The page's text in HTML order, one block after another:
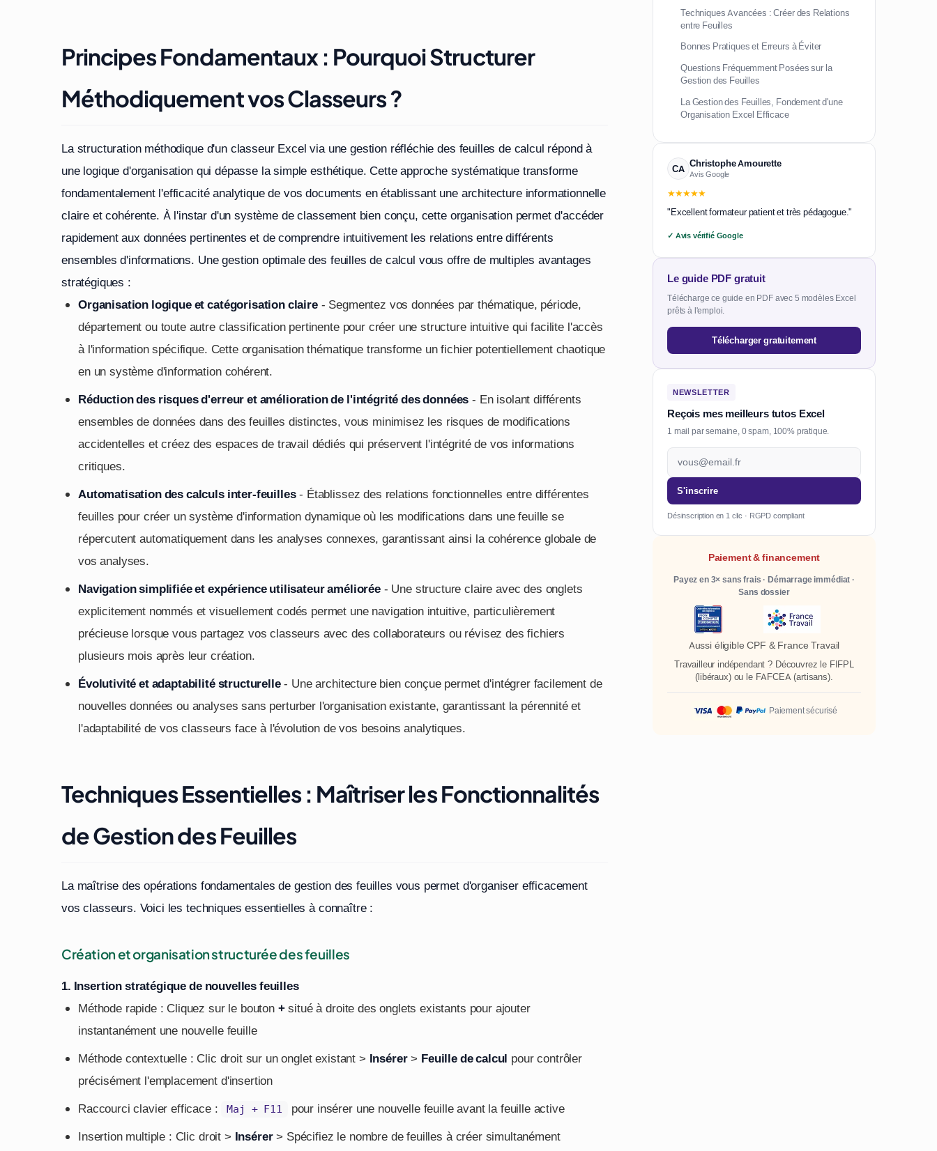
Principes Fondamentaux : Pourquoi Structurer
Méthodiquement vos Classeurs ?
La structuration méthodique d'un classeur Excel via une gestion réfléchie des feuilles de calcul répond à
une logique d'organisation qui dépasse la simple esthétique. Cette approche systématique transforme
fondamentalement l'efficacité analytique de vos documents en établissant une architecture informationnelle
claire et cohérente. À l'instar d'un système de classement bien conçu, cette organisation permet d'accéder
rapidement aux données pertinentes et de comprendre intuitivement les relations entre différents
ensembles d'informations. Une gestion optimale des feuilles de calcul vous offre de multiples avantages
stratégiques :
Organisation logique et catégorisation claire- Segmentez vos données par thématique, période,
département ou toute autre classification pertinente pour créer une structure intuitive qui facilite l'accès
à l'information spécifique. Cette organisation thématique transforme un fichier potentiellement chaotique
en un système d'information cohérent.
Réduction des risques d'erreur et amélioration de l'intégrité des données - En isolant différents
ensembles de données dans des feuilles distinctes, vous minimisez les risques de modifications
accidentelles et créez des espaces de travail dédiés qui préservent l'intégrité de vos informations
critiques.
Automatisation des calculs inter-feuilles- Établissez des relations fonctionnelles entre différentes
feuilles pour créer un système d'information dynamique où les modifications dans une feuille se
répercutent automatiquement dans les analyses connexes, garantissant ainsi la cohérence globale de
vos analyses.
Navigation simplifiée et expérience utilisateur améliorée- Une structure claire avec des onglets
explicitement nommés et visuellement codés permet une navigation intuitive, particulièrement
précieuse lorsque vous partagez vos classeurs avec des collaborateurs ou révisez des fichiers
plusieurs mois après leur création.
Évolutivité et adaptabilité structurelle- Une architecture bien conçue permet d'intégrer facilement de
nouvelles données ou analyses sans perturber l'organisation existante, garantissant la pérennité et
l'adaptabilité de vos classeurs face à l'évolution de vos besoins analytiques.
Techniques Essentielles : Maîtriser les Fonctionnalités
de Gestion des Feuilles
La maîtrise des opérations fondamentales de gestion des feuilles vous permet d'organiser efficacement
vos classeurs. Voici les techniques essentielles à connaître :
Création et organisation structurée des feuilles
1. Insertion stratégique de nouvelles feuilles
Méthode rapide : Cliquez sur le bouton +situé à droite des onglets existants pour ajouter
instantanément une nouvelle feuille
Méthode contextuelle : Clic droit sur un onglet existant > Insérer> Feuille de calcul pour contrôler
précisément l'emplacement d'insertion
Raccourci clavier efficace :
Maj + F11
pour insérer une nouvelle feuille avant la feuille active
Insertion multiple : Clic droit > Insérer> Spécifiez le nombre de feuilles à créer simultanément
Techniques Avancées : Créer des Relations
entre Feuilles
Bonnes Pratiques et Erreurs à Éviter
Questions Fréquemment Posées sur la
Gestion des Feuilles
La Gestion des Feuilles, Fondement d'une
Organisation Excel Efficace
CA Christophe Amourette
Avis Google
★★★★★
"Excellent formateur patient et très pédagogue."
✓ Avis vérifié Google
Le guide PDF gratuit
Télécharge ce guide en PDF avec 5 modèles Excel
prêts à l'emploi.
Télécharger gratuitement
NEWSLETTER
Reçois mes meilleurs tutos Excel
1 mail par semaine, 0 spam, 100% pratique.
S'inscrire
Désinscription en 1 clic · RGPD compliant
Paiement & financement
Payez en 3× sans frais · Démarrage immédiat ·
Sans dossier
Aussi éligible CPF & France Travail
Travailleur indépendant ? Découvrez le FIFPL
(libéraux) ou le FAFCEA (artisans).
Paiement sécurisé